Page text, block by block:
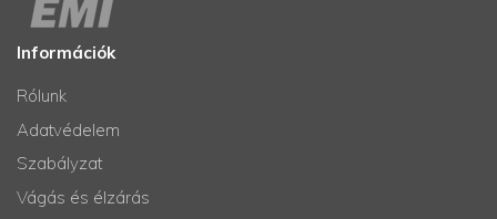
Információk
Rólunk
Adatvédelem
Szabályzat
Vágás és élzárás